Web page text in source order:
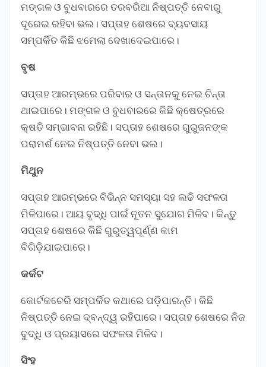
ମଙ୍ଗଳ ଓ ବୁଧବାରରେ ତରବରିଆ ନିଷ୍ପତ୍ତି ନେବାରୁ
ଦୂରେଇ ରହିବା ଭଲ। ସପ୍ତାହ ଶେଷରେ ବ୍ୟବସାୟ
ସମ୍ପର୍କିତ କିଛି ଝମେଲା ଦେଖାଦେଇପାରେ।
ବୃଷ
ସପ୍ତାହ ଆରମ୍ଭରେ ପରିବାର ଓ ସନ୍ତାନକୁ ନେଇ ଚିନ୍ତା
ଥାଇପାରେ। ମଙ୍ଗଳ ଓ ବୁଧବାରରେ କିଛି କ୍ଷେତ୍ରରେ
କ୍ଷତି ସମ୍ଭାବନା ରହିଛି। ସପ୍ତାହ ଶେଷରେ ଗୁରୁଜନଙ୍କ
ପରାମର୍ଶ ନେଇ ନିଷ୍ପତ୍ତି ନେବା ଭଲ।
ମିଥୁନ
ସପ୍ତାହ ଆରମ୍ଭରେ ବିଭିନ୍ନ ସମସ୍ୟା ସହ ଲଢି ସଫଳତା
ମିଳିପାରେ। ଆୟ ବୃଦ୍ଧି ପାଇଁ ନୂତନ ସୁଯୋଗ ମିଳିବ। କିନ୍ତୁ
ସପ୍ତାହ ଶେଷରେ କିଛି ଗୁରୁତ୍ୱପୂର୍ଣ୍ଣ କାମ
ବିଗିଡ଼ିଯାଇପାରେ।
କର୍କଟ
କୋର୍ଟକଚେରି ସମ୍ପର୍କିତ କଥାରେ ପଡ଼ିପାରନ୍ତି। କିଛି
ନିଷ୍ପତ୍ତି ନେଇ ଦ୍ବନ୍ଦ୍ୱ ରହିପାରେ। ସପ୍ତାହ ଶେଷରେ ନିଜ
ବୁଦ୍ଧି ଓ ପ୍ରୟାସରେ ସଫଳତା ମିଳିବ।
ସିଂହ